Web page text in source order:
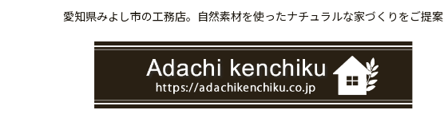
愛知県みよし市の工務店。自然素材を使ったナチュラルな家づくりをご提案